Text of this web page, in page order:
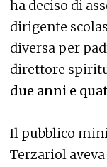
ha deciso di
dirigente
diversa per
direttore
due anni e
Il pubblico
Terzariol